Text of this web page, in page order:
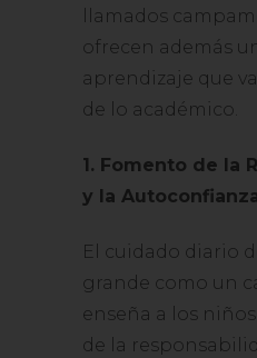
llamados
ofrecen además
aprendizaje que
de lo académico.
1. Fomento de la
y la
El cuidado diario
grande como un
enseña a los
de la